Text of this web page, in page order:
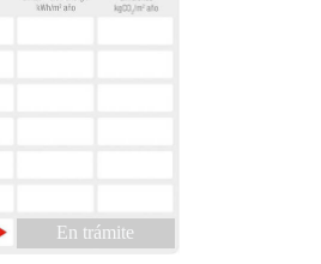
En trámite